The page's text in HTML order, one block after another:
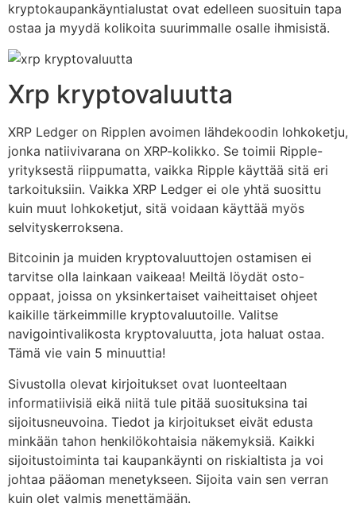
kryptokaupankäyntialustat ovat edelleen suosituin tapa
ostaa ja myydä kolikoita suurimmalle osalle ihmisistä.
Xrp kryptovaluutta
XRP Ledger on Ripplen avoimen lähdekoodin lohkoketju,
jonka natiivivarana on XRP-kolikko. Se toimii Ripple-
yrityksestä riippumatta, vaikka Ripple käyttää sitä eri
tarkoituksiin. Vaikka XRP Ledger ei ole yhtä suosittu
kuin muut lohkoketjut, sitä voidaan käyttää myös
selvityskerroksena.
Bitcoinin ja muiden kryptovaluuttojen ostamisen ei
tarvitse olla lainkaan vaikeaa! Meiltä löydät osto-
oppaat, joissa on yksinkertaiset vaiheittaiset ohjeet
kaikille tärkeimmille kryptovaluutoille. Valitse
navigointivalikosta kryptovaluutta, jota haluat ostaa.
Tämä vie vain 5 minuuttia!
Sivustolla olevat kirjoitukset ovat luonteeltaan
informatiivisiä eikä niitä tule pitää suosituksina tai
sijoitusneuvoina. Tiedot ja kirjoitukset eivät edusta
minkään tahon henkilökohtaisia näkemyksiä. Kaikki
sijoitustoiminta tai kaupankäynti on riskialtista ja voi
johtaa pääoman menetykseen. Sijoita vain sen verran
kuin olet valmis menettämään.